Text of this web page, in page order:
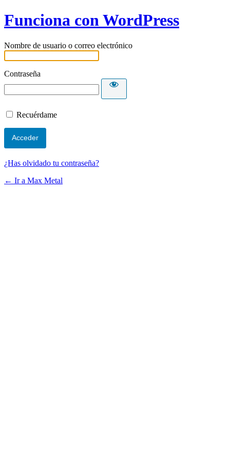
Funciona con WordPress
Nombre de usuario o correo electrónico
Contraseña
Recuérdame
¿Has olvidado tu contraseña?
← Ir a Max Metal